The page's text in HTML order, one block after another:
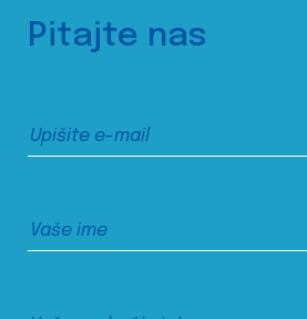
Pitajte nas